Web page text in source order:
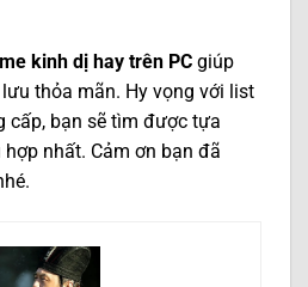
kinh dị hay trên PC giúp
thỏa mãn. Hy vọng với list
cấp, bạn sẽ tìm được tựa
nhất. Cảm ơn bạn đã